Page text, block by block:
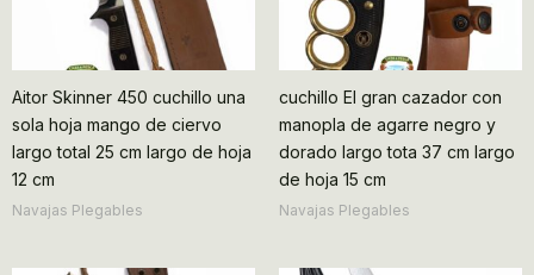
Aitor Skinner 450 cuchillo una
sola hoja mango de ciervo
largo total 25 cm largo de hoja
12 cm
Navajas Plegables
cuchillo El gran cazador con
manopla de agarre negro y
dorado largo tota 37 cm largo
de hoja 15 cm
Navajas Plegables